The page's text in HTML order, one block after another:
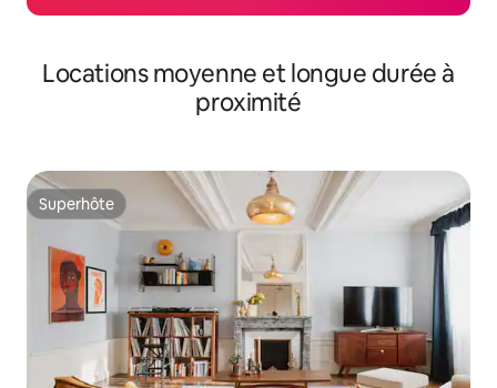
Locations moyenne et longue durée à
proximité
Superhôte
Superhôte